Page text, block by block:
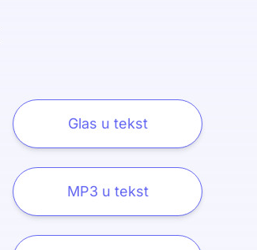
Glas u tekst
MP3 u tekst